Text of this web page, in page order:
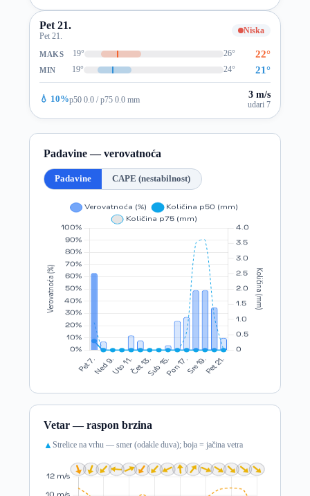
Pet 21.
Pet 21.
Niska
MAKS 19° 26° 22°
MIN 19° 24° 21°
💧 10%p50 0.0 / p75 0.0 mm 3 m/s
udari 7
Padavine — verovatnoća
Padavine CAPE (nestabilnost)
Vetar — raspon brzina
▲ Strelice na vrhu — smer (odakle duva); boja = jačina vetra